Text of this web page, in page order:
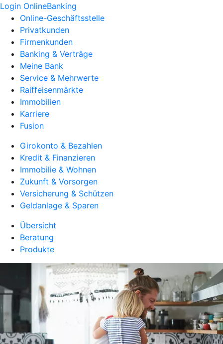
Login OnlineBanking
Online-Geschäftsstelle
Privatkunden
Firmenkunden
Banking & Verträge
Meine Bank
Service & Mehrwerte
Raiffeisenmärkte
Immobilien
Karriere
Fusion
Girokonto & Bezahlen
Kredit & Finanzieren
Immobilie & Wohnen
Zukunft & Vorsorgen
Versicherung & Schützen
Geldanlage & Sparen
Übersicht
Beratung
Produkte